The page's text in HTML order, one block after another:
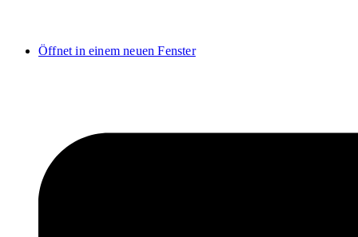
Öffnet in einem neuen Fenster